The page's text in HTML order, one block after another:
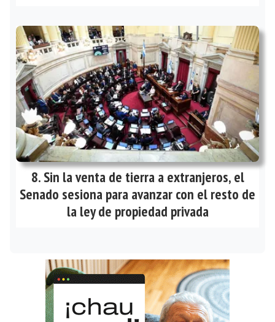
Sin la venta de tierra a extranjeros, el
Senado sesiona para avanzar con el resto de
la ley de propiedad privada